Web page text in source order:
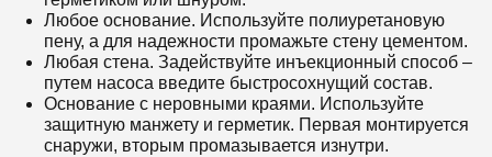
Любое основание. Используйте полиуретановую
пену, а для надежности промажьте стену цементом.
Любая стена. Задействуйте инъекционный способ –
путем насоса введите быстросохнущий состав.
Основание с неровными краями. Используйте
защитную манжету и герметик. Первая монтируется
снаружи, вторым промазывается изнутри.